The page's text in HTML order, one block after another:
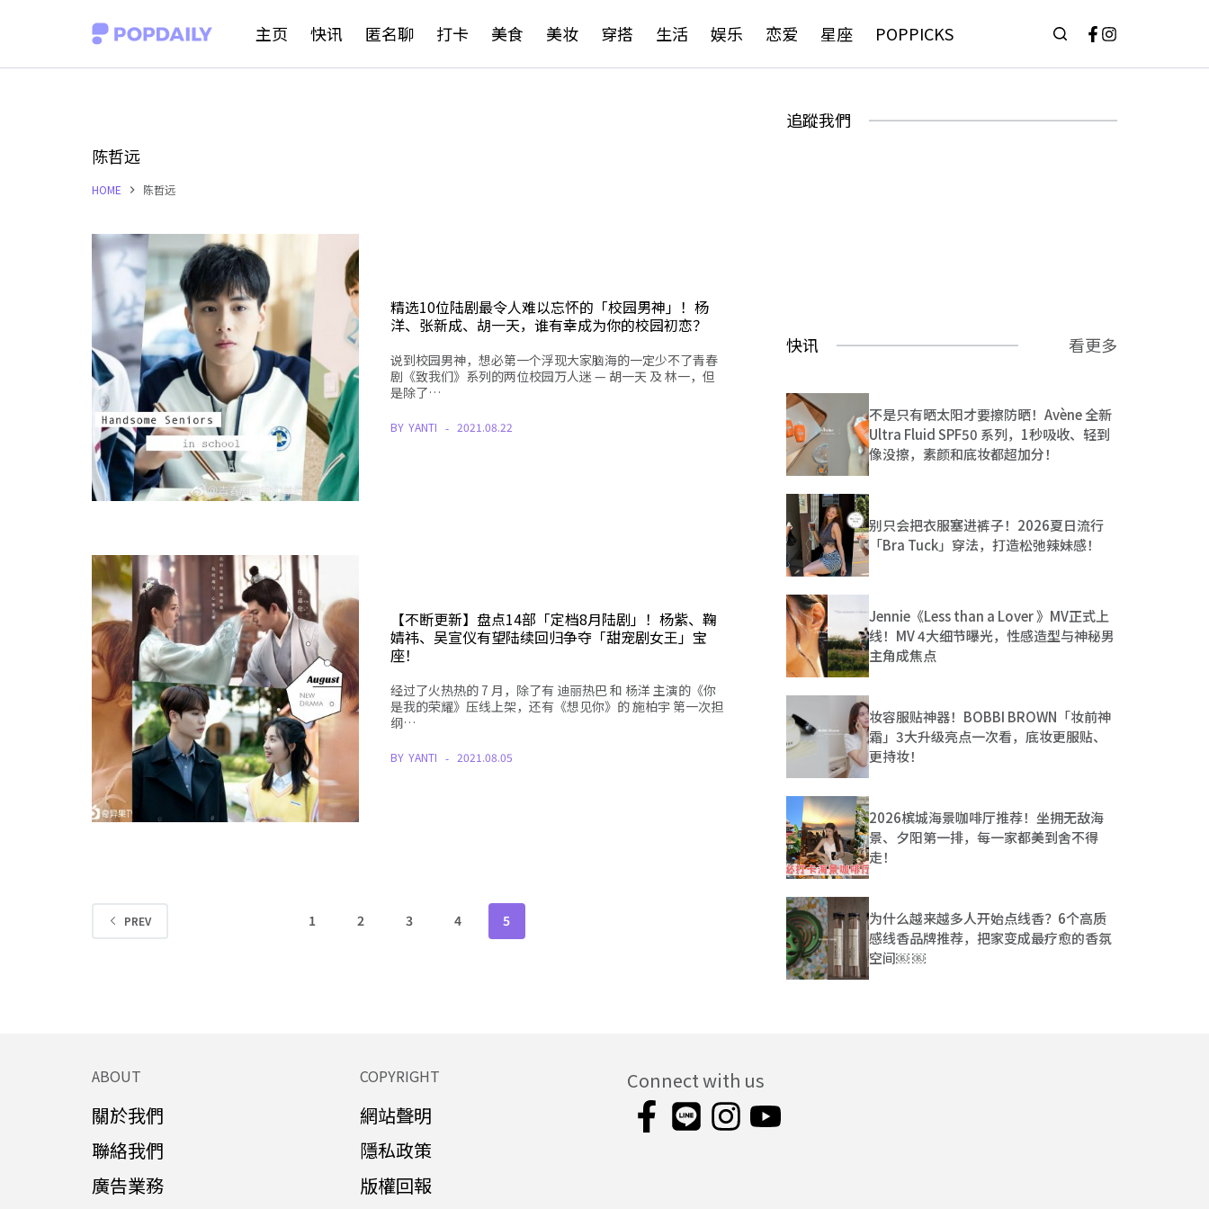
主页 快讯 匿名聊 打卡 美食 美妆 穿搭 生活 娱乐 恋爱 星座 POPPICKS
陈哲远
HOME 陈哲远
精选10位陆剧最令人难以忘怀的「校园男神」！杨
洋、张新成、胡一天，谁有幸成为你的校园初恋？
说到校园男神，想必第一个浮现大家脑海的一定少不了青春
剧《致我们》系列的两位校园万人迷 — 胡一天 及 林一，但
是除了…
BY YANTI 2021.08.22
【不断更新】盘点14部「定档8月陆剧」！杨紫、鞠
婧祎、吴宣仪有望陆续回归争夺「甜宠剧女王」宝
座！
经过了火热热的 7 月，除了有 迪丽热巴 和 杨洋 主演的《你
是我的荣耀》压线上架，还有《想见你》的 施柏宇 第一次担
纲…
BY YANTI 2021.08.05
PREV 1 2 3 4 5
追蹤我們
快讯 看更多
不是只有晒太阳才要擦防晒！Avène 全新
Ultra Fluid SPF50 系列，1秒吸收、轻到
像没擦，素颜和底妆都超加分！
别只会把衣服塞进裤子！2026夏日流行
「Bra Tuck」穿法，打造松弛辣妹感！
Jennie《Less than a Lover 》MV正式上
线！MV 4大细节曝光，性感造型与神秘男
主角成焦点
妆容服贴神器！BOBBI BROWN「妆前神
霜」3大升级亮点一次看，底妆更服贴、
更持妆！
2026槟城海景咖啡厅推荐！坐拥无敌海
景、夕阳第一排，每一家都美到舍不得
走！
为什么越来越多人开始点线香？6个高质
感线香品牌推荐，把家变成最疗愈的香氛
空间￼ ￼
ABOUT
關於我們
聯絡我們
廣告業務
COPYRIGHT
網站聲明
隱私政策
版權回報
Connect with us